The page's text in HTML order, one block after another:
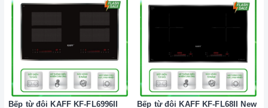
trình nấu. Tất cả các nút sẽ bị khóa và chương trình nấu vẫn
sẽ tiếp tục chạy khi sử dụng tính năng này. Để kích hoạt
hoặc tắt tính năng này, nhấn giữ biểu tượng khóa trong vài
giây cho đến khi có tín hiệu thông báo.
Lưu ý vệ sinh và bảo quản
Luôn dùng khăn mềm và khô để vệ sinh mặtbếp, chú ý lau
Bếp từ đôi KAFF KF-FL6996II Bếp từ đôi KAFF KF-FL68II New